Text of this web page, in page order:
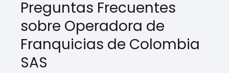
Preguntas Frecuentes
sobre Operadora de
Franquicias de Colombia
SAS